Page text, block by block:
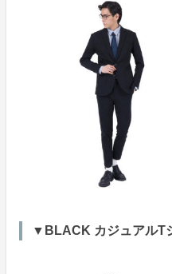
▼BLACK カジュアルT